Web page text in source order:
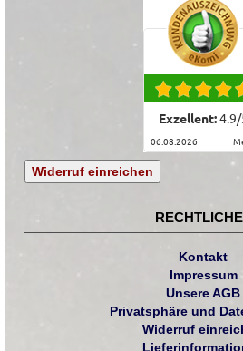
Exzellent:4.9/
06.08.2026
Widerruf einreichen
Kontakt
Impressum
Unsere AGB
Privatsphäre und
Widerruf